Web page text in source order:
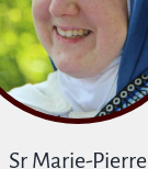
Sr Marie-Pierre